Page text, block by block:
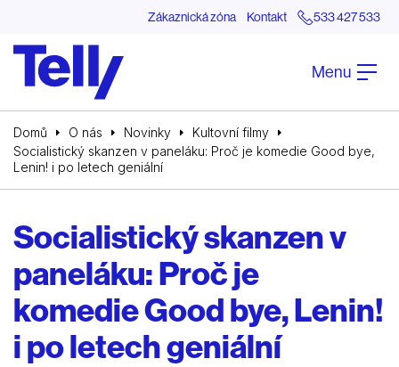
Zákaznická zóna Kontakt 533 427 533
Menu
Domů O nás Novinky
Kultovní filmy
Socialistický skanzen v paneláku: Proč je komedie Good bye,
Lenin! i po letech geniální
Socialistický skanzen v
paneláku: Proč je
komedie Good bye, Lenin!
i po letech geniální